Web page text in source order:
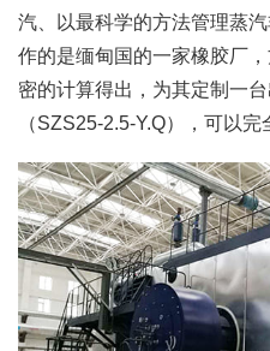
汽、以最科学的方法管理蒸
作的是缅甸国的一家橡胶厂
密的计算得出，为其定制一
（SZS25-2.5-Y.Q），可以